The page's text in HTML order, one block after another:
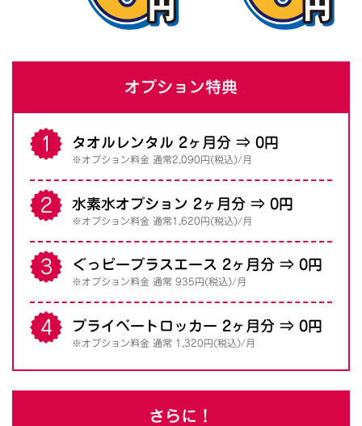
オプション特典
タオルレンタル 2ヶ月分 ⇒ 0円
※オプション料金 通常2,090円(税込)/月
水素水オプション 2ヶ月分 ⇒ 0円
※オプション料金 通常1,620円(税込)/月
ぐっピープラスエース 2ヶ月分 ⇒ 0円
※オプション料金 通常 935円(税込)/月
プライベートロッカー 2ヶ月分 ⇒ 0円
※オプション料金 通常 1,320円(税込)/月
さらに！